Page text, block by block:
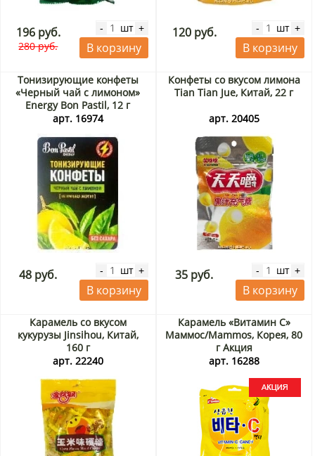
196 руб.
280 руб.
- шт +
В корзину
120 руб. - шт +
В корзину
Тонизирующие конфеты
«Черный чай с лимоном»
Energy Bon Pastil, 12 г
арт. 16974
48 руб. - шт +
В корзину
Конфеты со вкусом лимона
Tian Tian Jue, Китай, 22 г
арт. 20405
35 руб. - шт +
В корзину
Карамель со вкусом
кукурузы Jinsihou, Китай,
160 г
арт. 22240
Карамель «Витамин C»
Маммос/Mammos, Корея, 80
г Акция
арт. 16288